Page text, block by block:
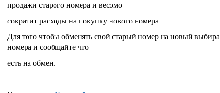
продажи старого номера и весомо
сократит расходы на покупку нового номера .
Для того чтобы обменять свой старый номер на новый
номера и сообщайте что
есть на обмен.